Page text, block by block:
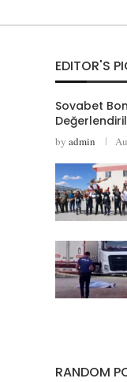
EDITOR'S
Sovabet
by admin
RANDOM